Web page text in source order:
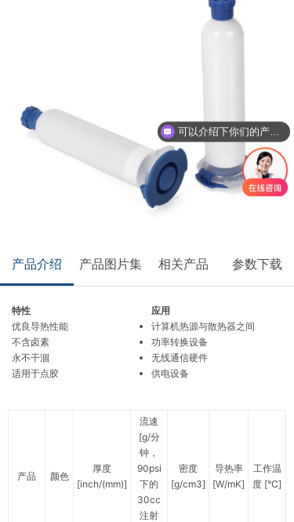
产品介绍 产品图片集 相关产品 参数下载
特性
优良导热性能
不含卤素
永不干涸
适用于点胶
应用
计算机热源与散热器之间
功率转换设备
无线通信硬件
供电设备
产品 颜色
厚度
[inch/(mm)]
流速
[g/分
钟，
90psi
下的
30cc
注射
密度
[g/cm3]
导热率
[W/mK]
工作温
度 [­°C]
可以介绍下你们的产品么